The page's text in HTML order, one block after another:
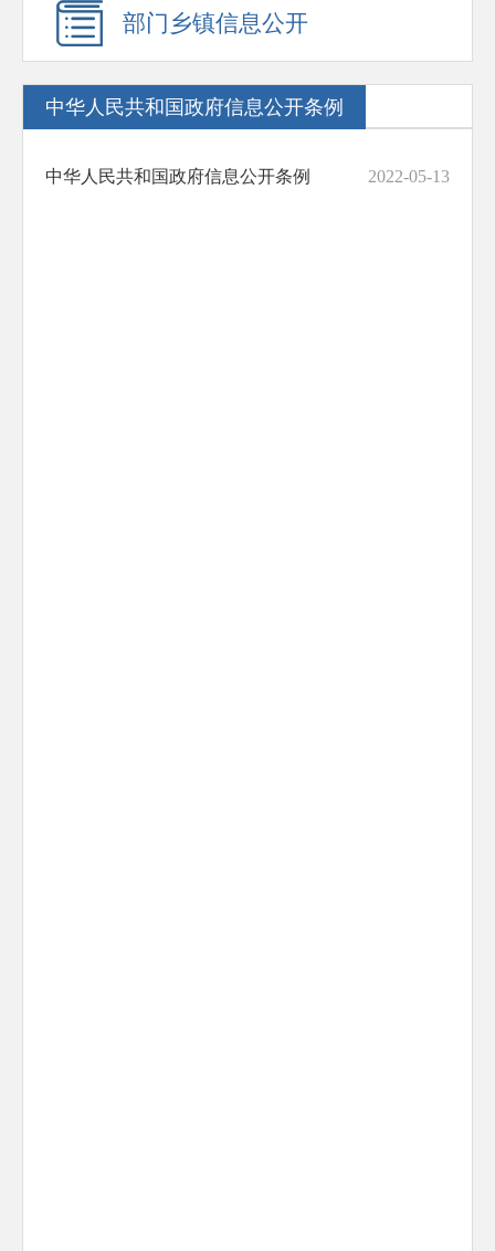
部门乡镇信息公开
中华人民共和国政府信息公开条例
中华人民共和国政府信息公开条例 2022-05-13